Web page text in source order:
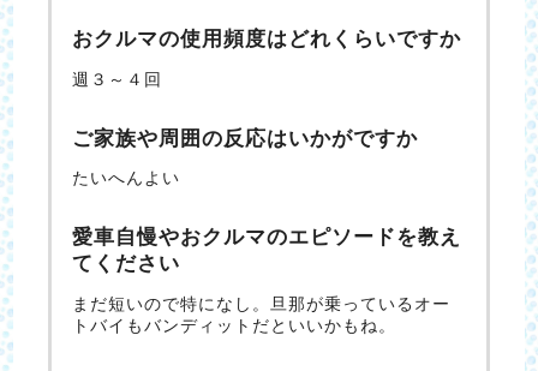
おクルマの使用頻度はどれくらいですか
週３～４回
ご家族や周囲の反応はいかがですか
たいへんよい
愛車自慢やおクルマのエピソードを教え
てください
まだ短いので特になし。旦那が乗っているオー
トバイもバンディットだといいかもね。